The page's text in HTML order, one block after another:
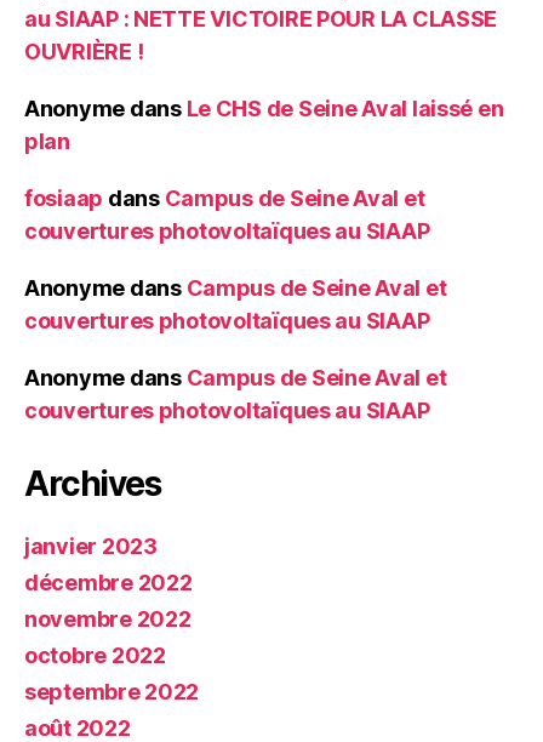
au SIAAP : NETTE VICTOIRE POUR LA CLASSE
OUVRIÈRE !
Anonyme dans Le CHS de Seine Aval laissé en
plan
fosiaap dans Campus de Seine Aval et
couvertures photovoltaïques au SIAAP
Anonyme dans Campus de Seine Aval et
couvertures photovoltaïques au SIAAP
Anonyme dans Campus de Seine Aval et
couvertures photovoltaïques au SIAAP
Archives
janvier 2023
décembre 2022
novembre 2022
octobre 2022
septembre 2022
août 2022